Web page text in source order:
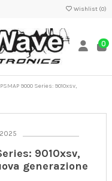
Wishlist (0)
0
9000 Series: 9010xsv,
9010xsv,
generazione